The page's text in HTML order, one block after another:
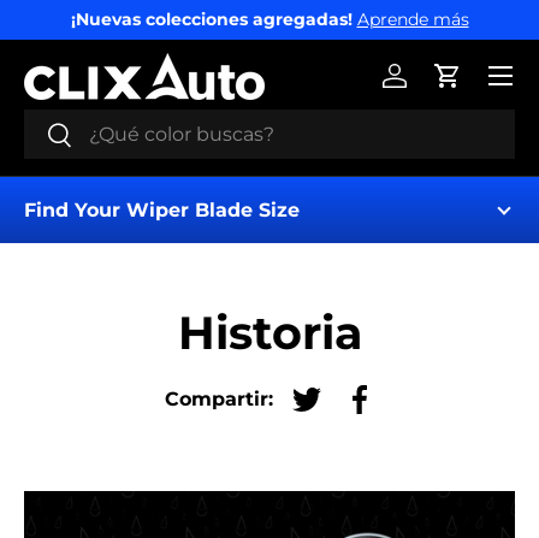
IR AL CONTENIDO
¡Nuevas colecciones agregadas! Aprende más
Buscar
Buscar
Iniciar sesión
Carrito
Menú
Find Your Wiper Blade Size
Historia
Compartir:
Tuitear en Twitter
Compartir en